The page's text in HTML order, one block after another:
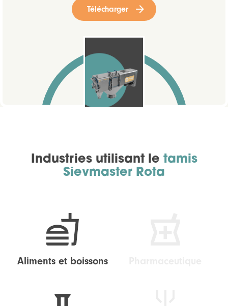
Télécharger
Industries utilisant le tamis
Sievmaster Rota
Aliments et boissons